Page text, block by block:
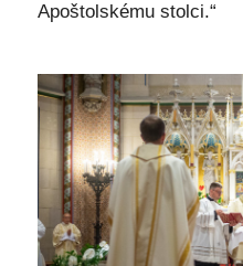
Apoštolskému stolci.“